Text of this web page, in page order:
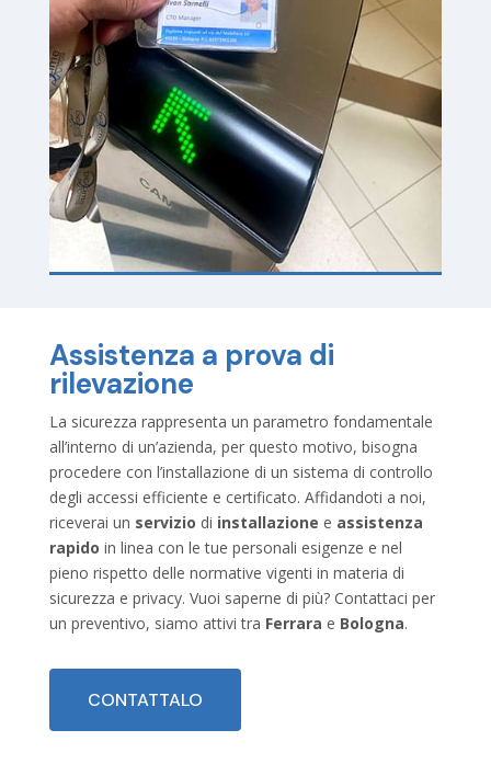
Assistenza a prova di
rilevazione
La sicurezza rappresenta un parametro fondamentale
all’interno di un’azienda, per questo motivo, bisogna
procedere con l’installazione di un sistema di controllo
degli accessi efficiente e certificato. Affidandoti a noi,
riceverai un servizio di installazione e assistenza
rapido in linea con le tue personali esigenze e nel
pieno rispetto delle normative vigenti in materia di
sicurezza e privacy. Vuoi saperne di più? Contattaci per
un preventivo, siamo attivi tra Ferrara e Bologna.
CONTATTALO